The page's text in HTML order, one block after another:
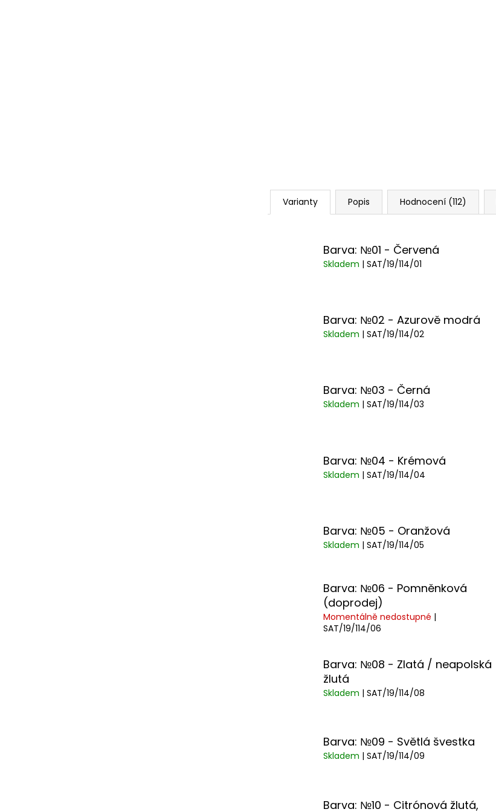
Varianty Popis Hodnocení (112)
Barva: №01 - Červená
Skladem | SAT/19/114/01
Barva: №02 - Azurově modrá
Skladem | SAT/19/114/02
Barva: №03 - Černá
Skladem | SAT/19/114/03
Barva: №04 - Krémová
Skladem | SAT/19/114/04
Barva: №05 - Oranžová
Skladem | SAT/19/114/05
Barva: №06 - Pomněnková
(doprodej)
Momentálně nedostupné |
SAT/19/114/06
Barva: №08 - Zlatá / neapolská
žlutá
Skladem | SAT/19/114/08
Barva: №09 - Světlá švestka
Skladem | SAT/19/114/09
Barva: №10 - Citrónová žlutá,